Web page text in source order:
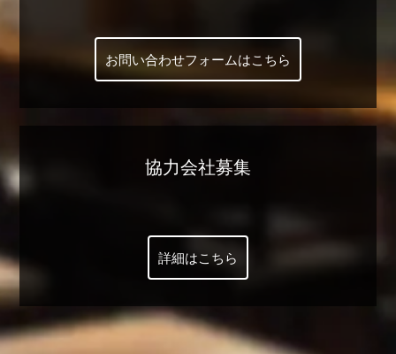
お問い合わせフォームはこちら
協力会社募集
詳細はこちら